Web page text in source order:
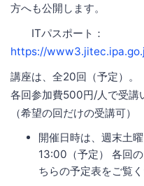
方へも公開します。
ITパスポート：
https://
講座は、全20回（予定）。
各回参加費500円/人で受講
（希望の回だけの受講可）
開催日時は、週末土
13:00（予定） 各回
ちらの予定表をご覧く